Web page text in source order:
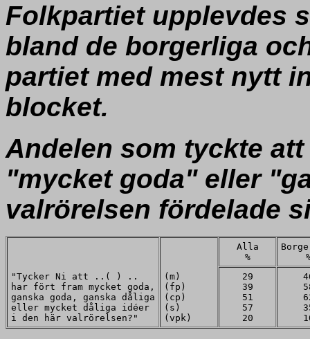
Folkpartiet upplevdes
bland de borgerliga
partiet med mest nytt
blocket.
Andelen som tyckte
"mycket goda" eller
valrörelsen fördelade
"Tycker Ni att ..( ) ..
har fört fram mycket goda,
ganska goda, ganska dåliga
eller mycket dåliga idéer
i den här valrörelsen?"
(m)
(fp)
(cp)
(s)
(vpk)
Alla
%
29
39
51
57
20